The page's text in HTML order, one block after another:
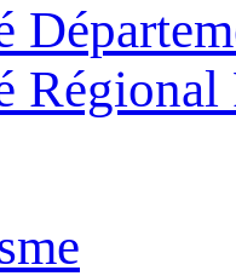
Régional